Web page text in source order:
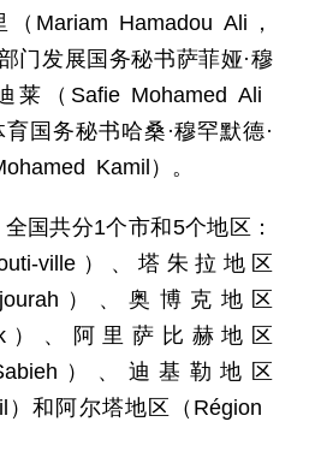
Mariam Hamadou Ali，
门发展国务秘书萨菲娅·穆
莱（Safie Mohamed Ali
国务秘书哈桑·穆罕默德·
Kamil）。
国共分1个市和5个地区：
ville）、塔朱拉地区
）、奥博克地区
）、阿里萨比赫地区
Sabieh）、迪基勒地区
）和阿尔塔地区（Région